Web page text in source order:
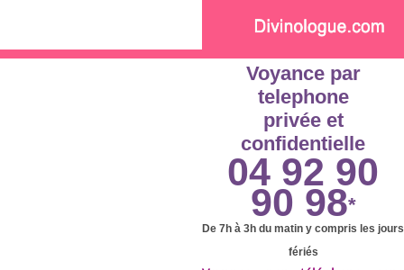
Voyance par
telephone
privée et
confidentielle
04 92 90
90 98*
De 7h à 3h du matin y compris les jours
fériés